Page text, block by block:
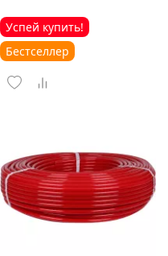
Успей купить!
Бестселлер